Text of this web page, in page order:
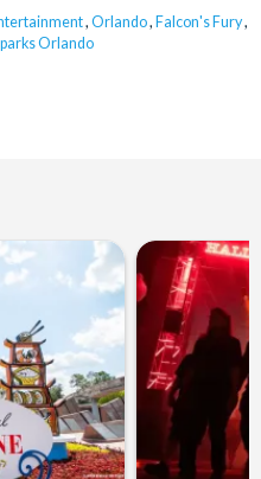
, Orlando, Falcon's Fury,
Orlando